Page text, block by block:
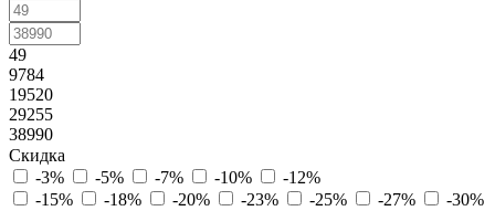
49
9784
19520
29255
38990
Скидка
-3%
-5% -7% -10%
-12%
-15%
-18% -20% -23% -25% -27%
-30%